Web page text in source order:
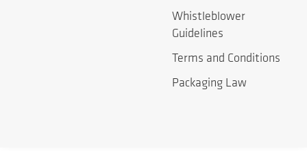
Whistleblower
Guidelines
Terms and Conditions
Packaging Law